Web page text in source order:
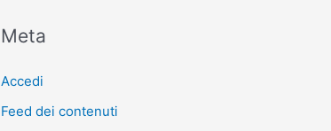
Meta
Accedi
Feed dei contenuti